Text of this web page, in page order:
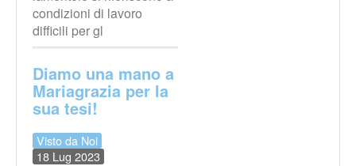
condizioni di lavoro
difficili per gl
Diamo una mano a
Mariagrazia per la
sua tesi!
Visto da Noi
18 Lug 2023